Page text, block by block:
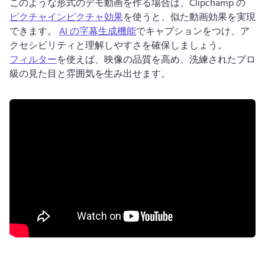
ピクチャインピクチャ効果を使うと、似た動画効果を実現
できます。 AI の字幕生成機能でキャプションをつけ、ア
クセシビリティと理解しやすさを確保しましょう。
フィルターを使えば、映像の品質を高め、洗練されたプロ
級の見た目と雰囲気を生み出せます。